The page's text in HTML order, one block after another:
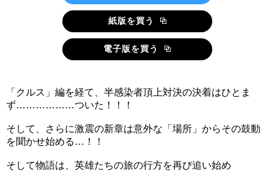
紙版を買う
電子版を買う
「クルス」編を経て、半感染者頂上対決の決着はひとま
ず………………ついた！！！
そして、さらに激震の新章は意外な「場所」からその鼓動
を聞かせ始める…！！
そして物語は、英雄たちの旅の行方を再び追い始め